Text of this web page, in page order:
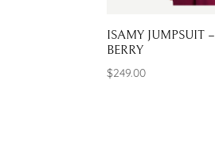
ISAMY JUMPSUIT
BERRY
$249.00